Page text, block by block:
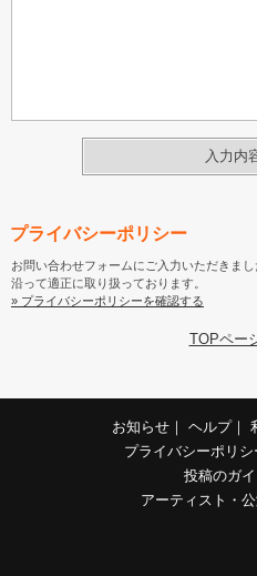
入力内
プライバシーポリシー
お問い合わせフォームにご入力いただきま
沿って適正に取り扱っております。
» プライバシーポリシーを確認する
TOPペー
お知らせ ヘルプ
プライバシーポリシ
投稿のガ
アーティスト・